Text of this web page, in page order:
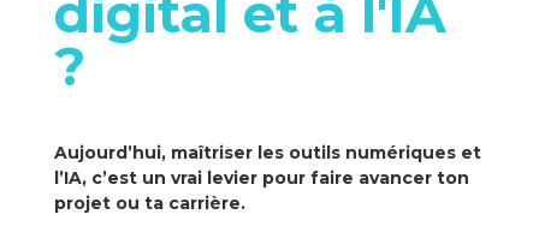
digital et à l'IA
?
Aujourd’hui, maîtriser les outils numériques et
l’IA, c’est un vrai levier pour faire avancer ton
projet ou ta carrière.